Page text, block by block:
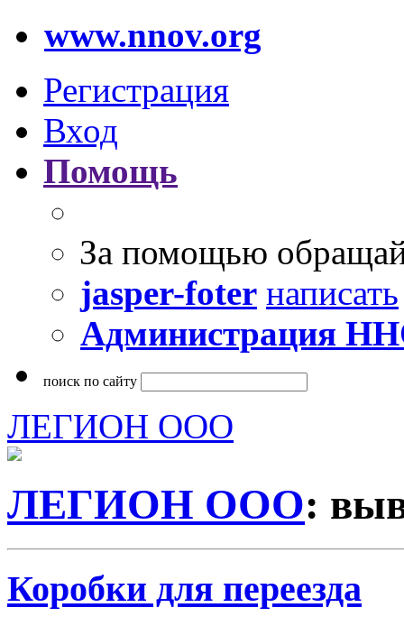
www.nnov.org
Регистрация
Вход
Помощь
За помощью
jasper-foter написать
Администрация
поиск по сайту
ЛЕГИОН ООО
ЛЕГИОН ООО:
Коробки для переезда